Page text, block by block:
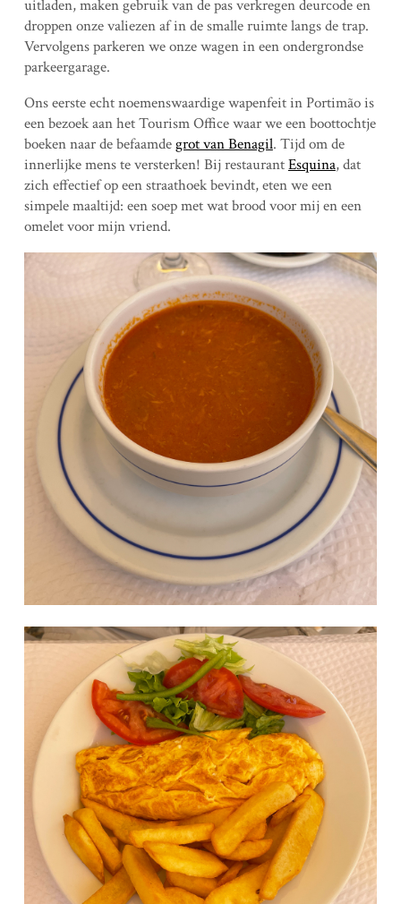
uitladen, maken gebruik van de pas verkregen deurcode en
droppen onze valiezen af in de smalle ruimte langs de trap.
Vervolgens parkeren we onze wagen in een ondergrondse
parkeergarage.
Ons eerste echt noemenswaardige wapenfeit in Portimão is
een bezoek aan het Tourism Office waar we een boottochtje
boeken naar de befaamdegrot van Benagil. Tijd om de
innerlijke mens te versterken! Bij restaurantEsquina, dat
zich effectief op een straathoek bevindt, eten we een
simpele maaltijd: een soep met wat brood voor mij en een
omelet voor mijn vriend.